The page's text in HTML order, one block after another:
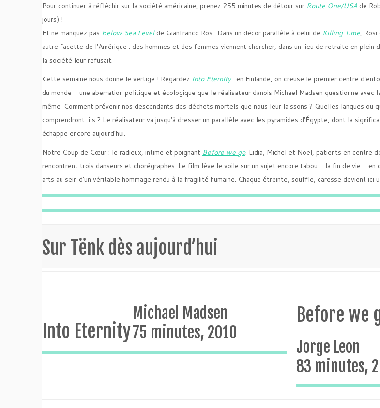
Pour continuer à réfléchir sur la société américaine, prenez 255 minutes de détour sur Route One/USA de
jours) !
Et ne manquez pas Below Sea Levelde Gianfranco Rosi. Dans un décor parallèle à celui de Killing Time, Rosi
autre facette de l’Amérique : des hommes et des femmes viennent chercher, dans un lieu de retraite en plein
la société leur refusait.
Cette semaine nous donne le vertige ! Regardez Into Eternity: en Finlande, on creuse le premier centre
du monde – une aberration politique et écologique que le réalisateur danois Michael Madsen questionne avec
même. Comment prévenir nos descendants des déchets mortels que nous leur laissons ? Quelles langues ou
comprendront-ils ? Le réalisateur va jusqu’à dresser un parallèle avec les pyramides d’Égypte, dont la
échappe encore aujourd’hui.
Notre Coup de Cœur : le radieux, intime et poignant Before we go. Lidia, Michel et Noël, patients en centre
rencontrent trois danseurs et chorégraphes. Le film lève le voile sur un sujet encore tabou – la fin de vie – en
arts au sein d’un véritable hommage rendu à la fragilité humaine. Chaque étreinte, souffle, caresse devient ici
Sur Tënk dès aujourd’hui
Into Eternity
Michael Madsen
75 minutes, 2010
Before we
Jorge Leon
83 minutes,